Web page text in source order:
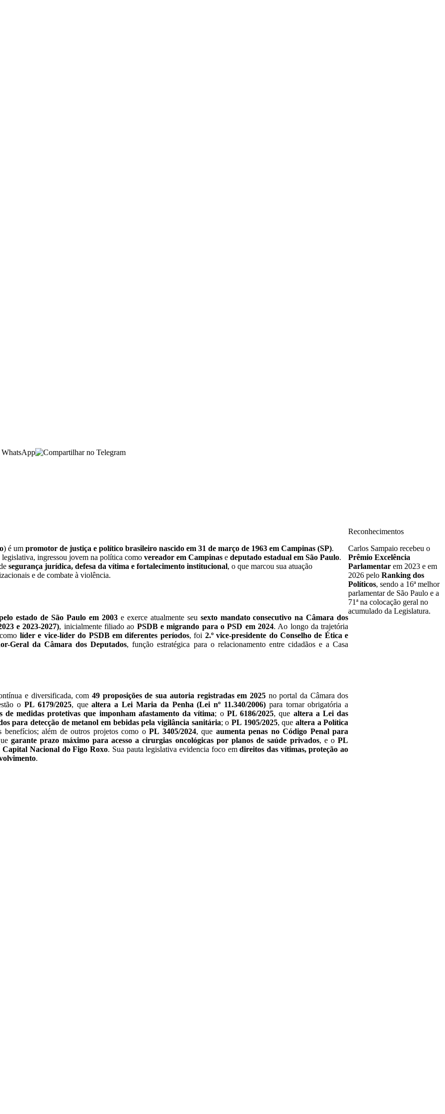
) é um promotor de justiça e político brasileiro nascido em 31 de março de 1963 em Campinas (SP).
ingressou jovem na política como vereador em Campinas e deputado estadual em São Paulo.
segurança jurídica, defesa da vítima e fortalecimento institucional, o que marcou sua atuação
e de combate à violência.
estado de São Paulo em 2003e exerce atualmente seu sexto mandato consecutivo na Câmara dos
e 2023-2027), inicialmente filiado ao PSDB e migrando para o PSD em 2024. Ao longo da trajetória
líder e vice-líder do PSDB em diferentes períodos, foi 2.º vice-presidente do Conselho de Ética e
Geral da Câmara dos Deputados, função estratégica para o relacionamento entre cidadãos e a Casa
e diversificada, com49 proposições de sua autoria registradas em 2025no portal da Câmara dos
o PL 6179/2025, quealtera a Lei Maria da Penha (Lei nº 11.340/2006)para tornar obrigatória a
de medidas protetivas que imponham afastamento da vítima; o PL 6186/2025, que altera a Lei das
para detecção de metanol em bebidas pela vigilância sanitária; o PL 1905/2025, que altera a Política
benefícios; além de outros projetos como oPL 3405/2024, que aumenta penas no Código Penal para
garante prazo máximo para acesso a cirurgias oncológicas por planos de saúde privados, e oPL
Nacional do Figo Roxo. Sua pauta legislativa evidencia foco emdireitos das vítimas, proteção ao
.
Reconhecimentos
Carlos Sampaio recebeu o
Prêmio Excelência
Parlamentarem 2023 e em
2026 peloRanking dos
Políticos, sendo a 16ª melhor
parlamentar de São Paulo e a
71ª na colocação geral no
acumulado da Legislatura.